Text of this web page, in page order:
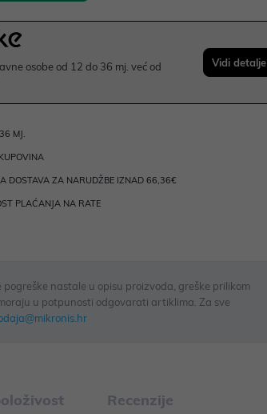
osobe od 12 do 36 mj. već od Vidi detalje
MJ.
DOSTAVA ZA NARUDŽBE IZNAD 66,36€
PLAĆANJA NA RATE
nastale u opisu proizvoda, greške prilikom
u potpunosti odgovarati artiklima. Za sve
Recenzije